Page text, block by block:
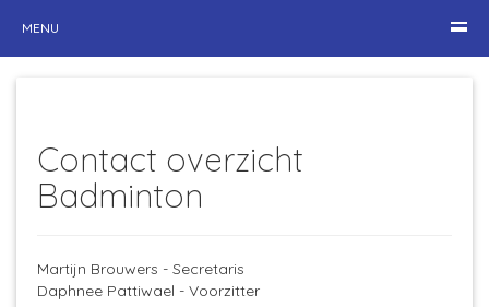
MENU
Contact overzicht
Badminton
Martijn Brouwers - Secretaris
Daphnee Pattiwael - Voorzitter